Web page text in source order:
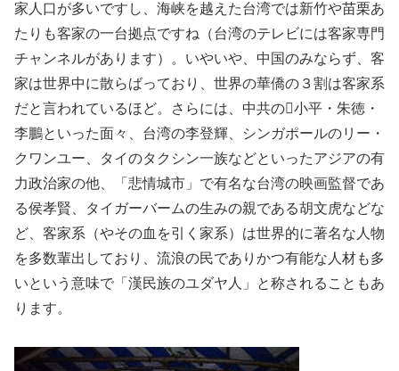
家人口が多いですし、海峡を越えた台湾では新竹や苗栗あ
たりも客家の一台拠点ですね（台湾のテレビには客家専門
チャンネルがあります）。いやいや、中国のみならず、客
家は世界中に散らばっており、世界の華僑の３割は客家系
だと言われているほど。さらには、中共の小平・朱徳・
李鵬といった面々、台湾の李登輝、シンガポールのリー・
クワンユー、タイのタクシン一族などといったアジアの有
力政治家の他、「悲情城市」で有名な台湾の映画監督であ
る侯孝賢、タイガーバームの生みの親である胡文虎などな
ど、客家系（やその血を引く家系）は世界的に著名な人物
を多数輩出しており、流浪の民でありかつ有能な人材も多
いという意味で「漢民族のユダヤ人」と称されることもあ
ります。